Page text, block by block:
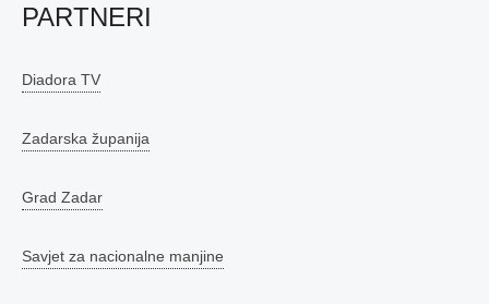
PARTNERI
Diadora TV
Zadarska županija
Grad Zadar
Savjet za nacionalne manjine